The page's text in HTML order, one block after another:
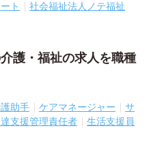
ト
社会福祉法人ノテ福祉
護・福祉の求人を職種
助手 ケアマネージャー
サ
支援管理責任者
生活支援員